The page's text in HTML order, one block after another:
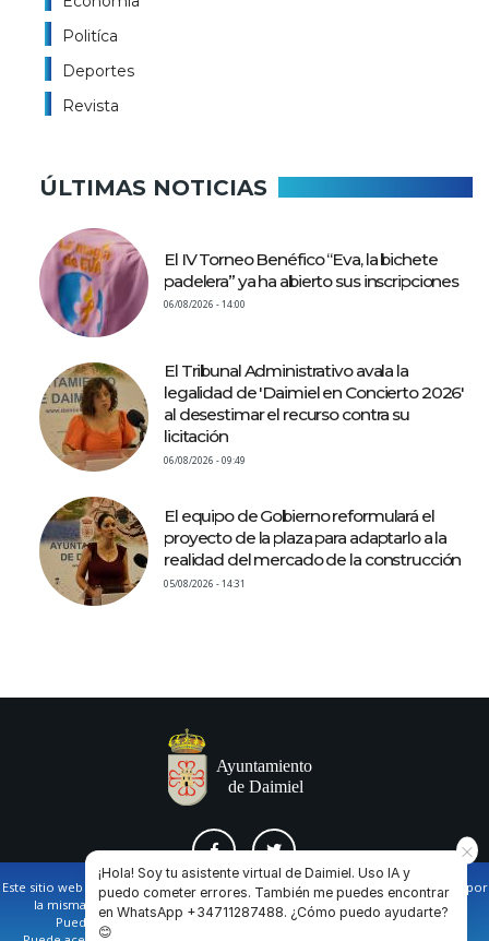
Politíca
Deportes
Revista
ÚLTIMAS NOTICIAS
El IV Torneo Benéfico “Eva, la bichete
padelera” ya ha abierto sus inscripciones
06/08/2026 - 14:00
El Tribunal Administrativo avala la
legalidad de 'Daimiel en Concierto 2026'
al desestimar el recurso contra su
licitación
06/08/2026 - 09:49
El equipo de Gobierno reformulará el
proyecto de la plaza para adaptarlo a la
realidad del mercado de la construcción
05/08/2026 - 14:31
AVISO LEGAL Y POLÍTICA DE PRIVACIDAD COOKIES CONTACTO
Este sitio web utiliza cookies propias y de terceros para facilitar la navegación por
la misma y obtener datos estadísticos de la navegación de los usuarios.
Puede obtener más información en nuestrapolítica de cookies
¡Hola! Soy tu asistente virtual de Daimiel. Uso IA y
puedo cometer errores. También me puedes encontrar
en WhatsApp +34711287488. ¿Cómo puedo ayudarte?
😊